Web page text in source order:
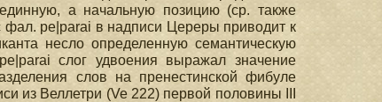
а начальную позицию (ср. также
фал. pe|parai в надписи Цереры приводит к
несло определенную семантическую
слог удвоения выражал значение
слов на пренестинской фибуле
из Веллетри (Ve 222) первой половины III